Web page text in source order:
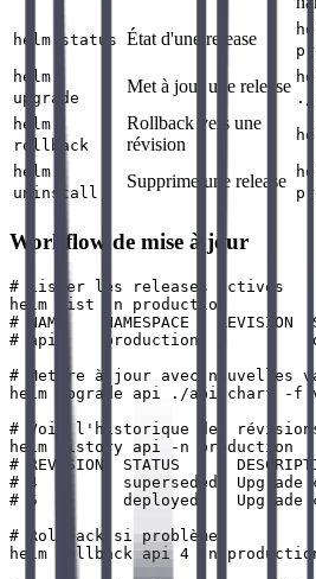
helm status État d'une release
helm
upgrade
Met à jour une release
./
helm
rollback
Rollback vers une
révision
helm
uninstall
Supprime une release
Workflow de mise à jour
# Lister les releases actives
helm list -n production
# NAME    NAMESPACE
# api     production  5
# Mettre à jour avec nouvelles
helm upgrade api ./api-chart -f
# Voir l'historique des
helm history api -n production
# REVISION  STATUS
# 4         superseded  Upgrade
# 5         deployed    Upgrade
# Rollback si problème